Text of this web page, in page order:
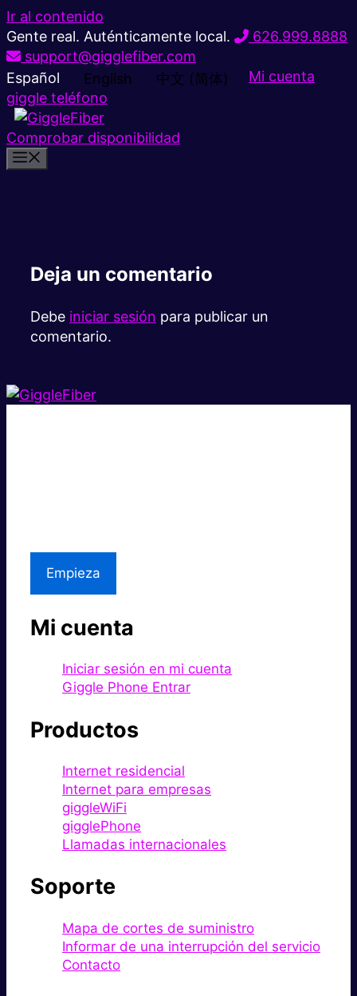
Ir al contenido
Gente real. Auténticamente local.
626.999.8888
support@gigglefiber.com
Español
English 中文 (简体)
Mi cuenta
giggle teléfono
Comprobar disponibilidad
Deja un comentario
Debe iniciar sesión para publicar un
comentario.
Empieza
Mi cuenta
Iniciar sesión en mi cuenta
Giggle Phone Entrar
Productos
Internet residencial
Internet para empresas
giggleWiFi
gigglePhone
Llamadas internacionales
Soporte
Mapa de cortes de suministro
Informar de una interrupción del servicio
Contacto